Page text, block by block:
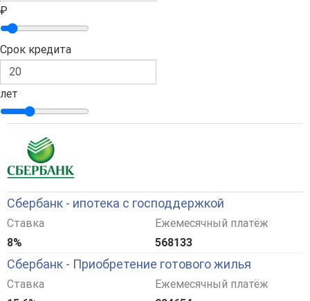
₽
Срок кредита
лет
Сбербанк - ипотека с господдержкой
Ставка
8%
Ежемесячный платёж
568133
Сбербанк - Приобретение готового жилья
Ставка
Ежемесячный платёж